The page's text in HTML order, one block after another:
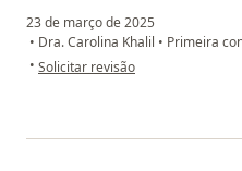
23 de março de 2025
• Dra. Carolina Khalil • Primeira
• na opinião do utilizador Joice
Solicitar revisão